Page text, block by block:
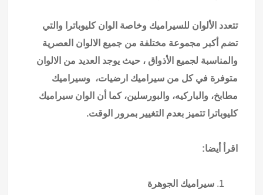
تتعدد الألوان للسيراميك وخاصة الوان كليوباترا والتي
تضم أكبر مجموعة مختلفة من جميع الالوان العصرية
والمناسبة لجميع الأذواق ، حيث يوجد العديد من الالوان
متوفرة في كل من سيراميك ارضيات، وسيراميك
مطابخ، والباركيه، والبورسلين، كما أن الوان سيراميك
كليوباترا تتميز بعدم التغيير بمرور الوقت.
اقرأ أيضا:
سيراميك الجوهرة